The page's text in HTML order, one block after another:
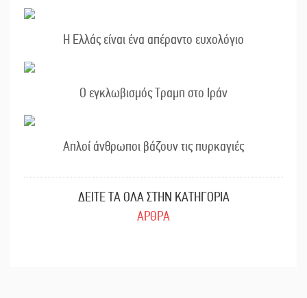
Η Ελλάς είναι ένα απέραντο ευχολόγιο
Ο εγκλωβισμός Τραμπ στο Ιράν
Απλοί άνθρωποι βάζουν τις πυρκαγιές
ΔΕΙΤΕ ΤΑ ΟΛΑ ΣΤΗΝ ΚΑΤΗΓΟΡΙΑ
ΑΡΘΡΑ